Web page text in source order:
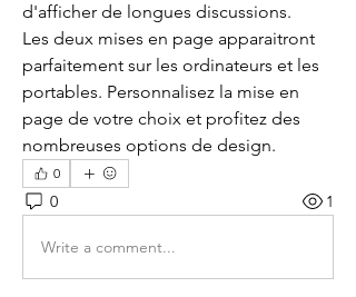
d'afficher de longues discussions.
Les deux mises en page apparaitront
parfaitement sur les ordinateurs et les
portables. Personnalisez la mise en
page de votre choix et profitez des
nombreuses options de design.
0
0 1
Write a comment...